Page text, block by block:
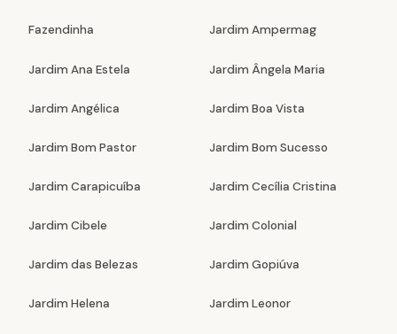
Fazendinha Jardim Ampermag
Jardim Ana Estela Jardim Ângela Maria
Jardim Angélica Jardim Boa Vista
Jardim Bom Pastor Jardim Bom Sucesso
Jardim Carapicuíba Jardim Cecília Cristina
Jardim Cibele Jardim Colonial
Jardim das Belezas Jardim Gopiúva
Jardim Helena Jardim Leonor